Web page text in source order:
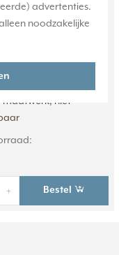
advertenties.
noodzakelijke
Kleur: rose pale.
152,0 x 81,0 x
mat gelakt.
maatwerk, niet
+ Bestel